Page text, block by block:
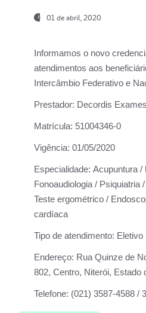
01 de abril, 2020
Informamos o novo
atendimentos aos
Intercâmbio Federativo e
Prestador: Decordis
Matrícula: 51004346-0
Vigência: 01/05/2020
Especialidade: Acupuntura /
Fonoaudiologia / Psiquiatria
Teste ergométrico /
cardíaca
Tipo de atendimento: Eletivo
Endereço: Rua Quinze de
802, Centro, Niterói, Estado
Telefone: (021) 3587-4588 /